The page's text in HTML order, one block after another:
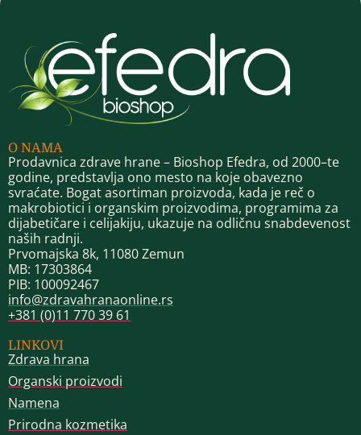
O NAMA
Prodavnica zdrave hrane – Bioshop Efedra, od 2000–te
godine, predstavlja ono mesto na koje obavezno
svraćate. Bogat asortiman proizvoda, kada je reč o
makrobiotici i organskim proizvodima, programima za
dijabetičare i celijakiju, ukazuje na odličnu snabdevenost
naših radnji.
Prvomajska 8k, 11080 Zemun
MB: 17303864
PIB: 100092467
info@zdravahranaonline.rs
+381 (0)11 770 39 61
LINKOVI
Zdrava hrana
Organski proizvodi
Namena
Prirodna kozmetika